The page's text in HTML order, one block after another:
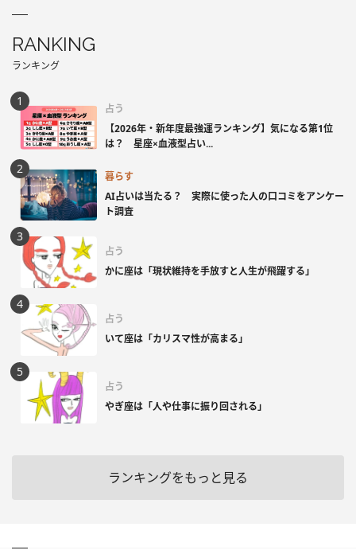
RANKING
ランキング
占う
【2026年・新年度最強運ランキング】気になる第1位
は？ 星座×血液型占い...
暮らす
AI占いは当たる？ 実際に使った人の口コミをアンケー
ト調査
占う
かに座は「現状維持を手放すと人生が飛躍する」
占う
いて座は「カリスマ性が高まる」
占う
やぎ座は「人や仕事に振り回される」
ランキングをもっと見る